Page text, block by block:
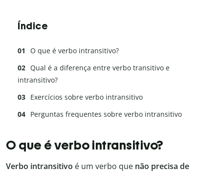
Índice
O que é verbo intransitivo?
Qual é a diferença entre verbo transitivo e
intransitivo?
Exercícios sobre verbo intransitivo
Perguntas frequentes sobre verbo intransitivo
O que é verbo intransitivo?
Verbo intransitivo é um verbo que não precisa de